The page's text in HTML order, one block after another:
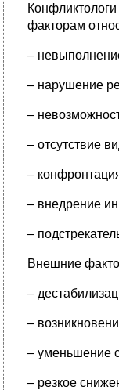
факторам
–
– нарушение
–
– отсутствие
–
– внедрение
–
Внешние
–
–
– уменьшение
– резкое